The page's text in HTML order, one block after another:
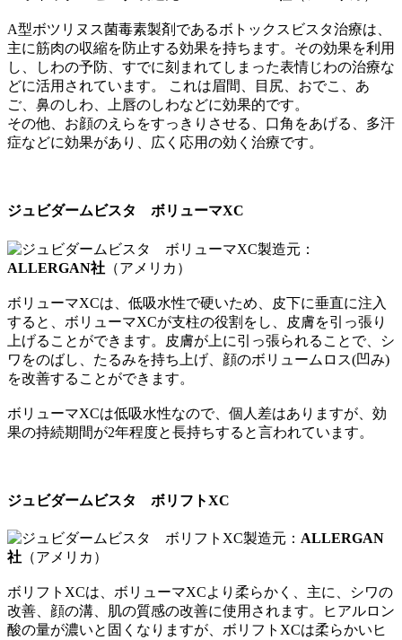
A型ボツリヌス菌毒素製剤であるボトックスビスタ治療は、
主に筋肉の収縮を防止する効果を持ちます。その効果を利用
し、しわの予防、すでに刻まれてしまった表情じわの治療な
どに活用されています。 これは眉間、目尻、おでこ、あ
ご、鼻のしわ、上唇のしわなどに効果的です。
その他、お顔のえらをすっきりさせる、口角をあげる、多汗
症などに効果があり、広く応用の効く治療です。
ジュビダームビスタ ボリューマXC
製造元：
ALLERGAN社 （アメリカ）
ボリューマXCは、低吸水性で硬いため、皮下に垂直に注入
すると、ボリューマXCが支柱の役割をし、皮膚を引っ張り
上げることができます。皮膚が上に引っ張られることで、シ
ワをのばし、たるみを持ち上げ、顔のボリュームロス(凹み)
を改善することができます。
ボリューマXCは低吸水性なので、個人差はありますが、効
果の持続期間が2年程度と長持ちすると言われています。
ジュビダームビスタ ボリフトXC
製造元： ALLERGAN
社 （アメリカ）
ボリフトXCは、ボリューマXCより柔らかく、主に、シワの
改善、顔の溝、肌の質感の改善に使用されます。ヒアルロン
酸の量が濃いと固くなりますが、ボリフトXCは柔らかいヒ